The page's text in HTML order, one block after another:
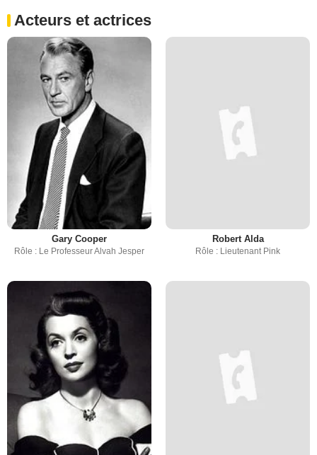
Acteurs et actrices
Gary Cooper
Rôle : Le Professeur Alvah Jesper
Robert Alda
Rôle : Lieutenant Pink